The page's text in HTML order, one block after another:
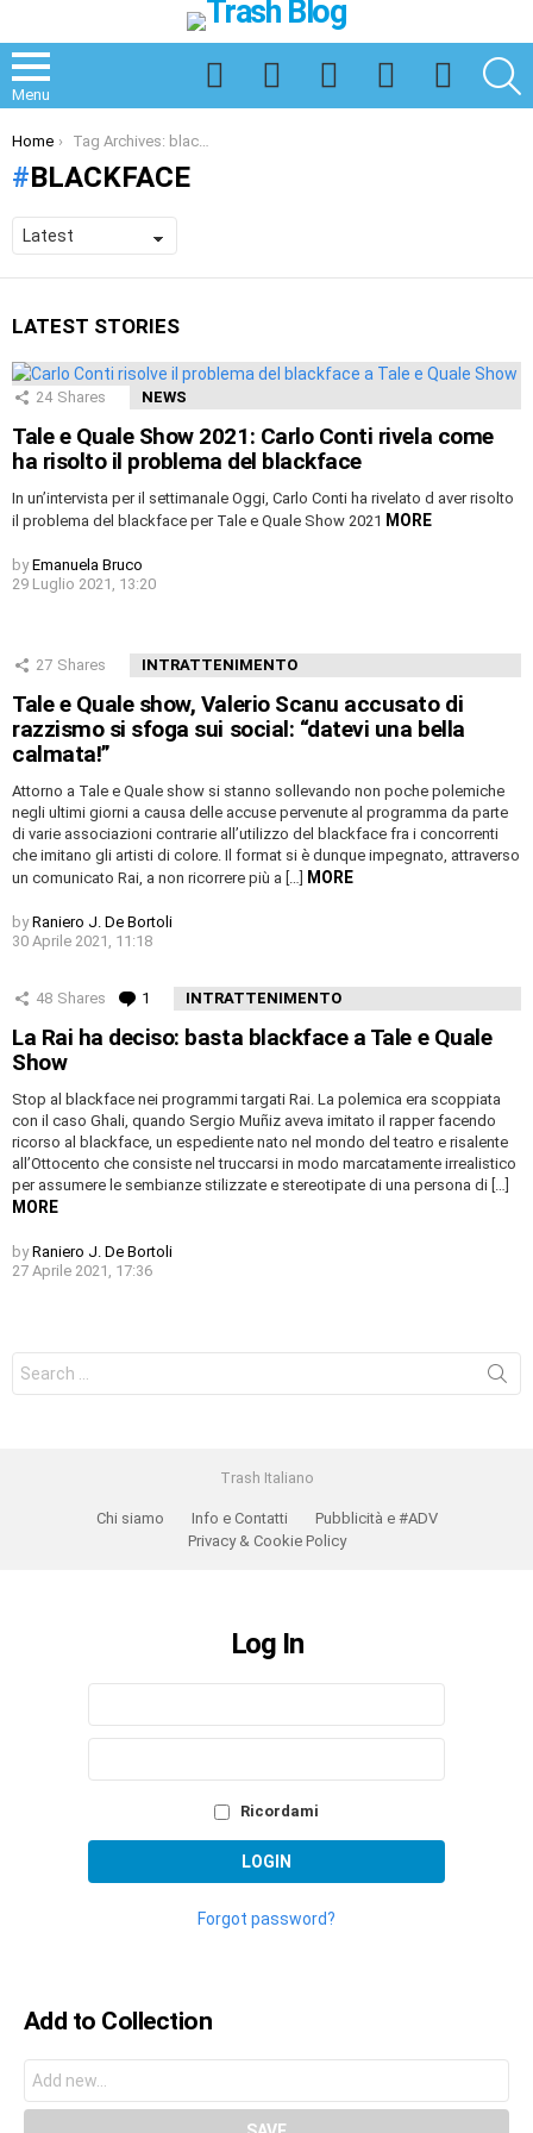
Menu
Facebook
Twitter
Instagram
Spotify
TikTok
You are here:
Home Tag Archives: blackface
BLACKFACE
LATEST STORIES
24 Shares NEWS
Tale e Quale Show 2021: Carlo Conti rivela come
ha risolto il problema del blackface
In un’intervista per il settimanale Oggi, Carlo Conti ha rivelato d aver risolto
il problema del blackface per Tale e Quale Show 2021 MORE
by Emanuela Bruco
29 Luglio 2021, 13:20
27 Shares INTRATTENIMENTO
Tale e Quale show, Valerio Scanu accusato di
razzismo si sfoga sui social: “datevi una bella
calmata!”
Attorno a Tale e Quale show si stanno sollevando non poche polemiche
negli ultimi giorni a causa delle accuse pervenute al programma da parte
di varie associazioni contrarie all’utilizzo del blackface fra i concorrenti
che imitano gli artisti di colore. Il format si è dunque impegnato, attraverso
un comunicato Rai, a non ricorrere più a […]
MORE
by Raniero J. De Bortoli
30 Aprile 2021, 11:18
48 Shares 1 Comment
INTRATTENIMENTO
La Rai ha deciso: basta blackface a Tale e Quale
Show
Stop al blackface nei programmi targati Rai. La polemica era scoppiata
con il caso Ghali, quando Sergio Muñiz aveva imitato il rapper facendo
ricorso al blackface, un espediente nato nel mondo del teatro e risalente
all’Ottocento che consiste nel truccarsi in modo marcatamente irrealistico
per assumere le sembianze stilizzate e stereotipate di una persona di […]
MORE
by Raniero J. De Bortoli
27 Aprile 2021, 17:36
for:
Trash Italiano
Chi siamo Info e Contatti
Pubblicità e #ADV
Privacy & Cookie Policy
Log In
o
Ricordami
Forgot password?
Add to Collection